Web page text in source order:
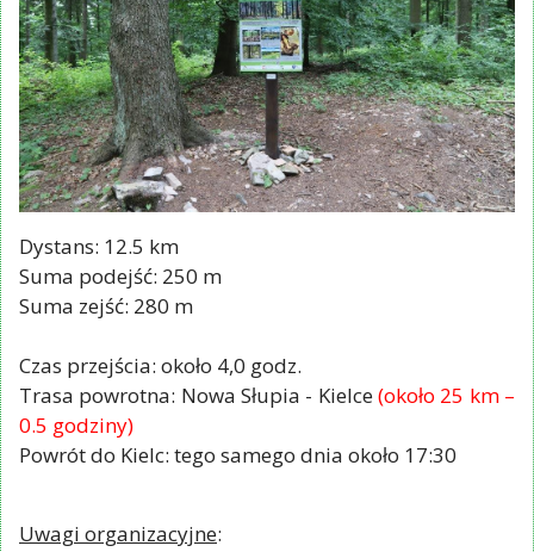
Dystans: 12.5 km
Suma podejść: 250 m
Suma zejść: 280 m
Czas przejścia: około 4,0 godz.
Trasa powrotna: Nowa Słupia - Kielce (około 25 km –
0.5 godziny)
Powrót do Kielc: tego samego dnia około 17:30
Uwagi organizacyjne: